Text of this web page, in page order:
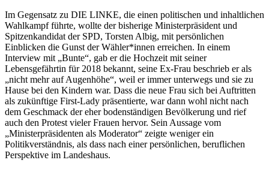
Im Gegensatz zu DIE LINKE, die einen politischen und inhaltlichen
Wahlkampf führte, wollte der bisherige Ministerpräsident und
Spitzenkandidat der SPD, Torsten Albig, mit persönlichen
Einblicken die Gunst der Wähler*innen erreichen. In einem
Interview mit „Bunte“, gab er die Hochzeit mit seiner
Lebensgefährtin für 2018 bekannt, seine Ex-Frau beschrieb er als
„nicht mehr auf Augenhöhe“, weil er immer unterwegs und sie zu
Hause bei den Kindern war. Dass die neue Frau sich bei Auftritten
als zukünftige First-Lady präsentierte, war dann wohl nicht nach
dem Geschmack der eher bodenständigen Bevölkerung und rief
auch den Protest vieler Frauen hervor. Sein Aussage vom
„Ministerpräsidenten als Moderator“ zeigte weniger ein
Politikverständnis, als dass nach einer persönlichen, beruflichen
Perspektive im Landeshaus.